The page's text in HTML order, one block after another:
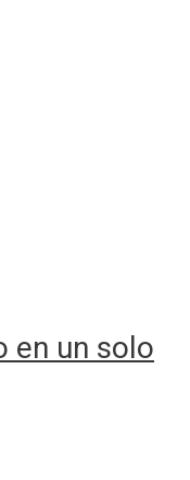
en un solo